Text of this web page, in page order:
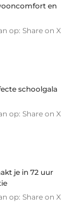
en
op: Share on X
schoolgala
op: Share on X
je in 72 uur
op: Share on X